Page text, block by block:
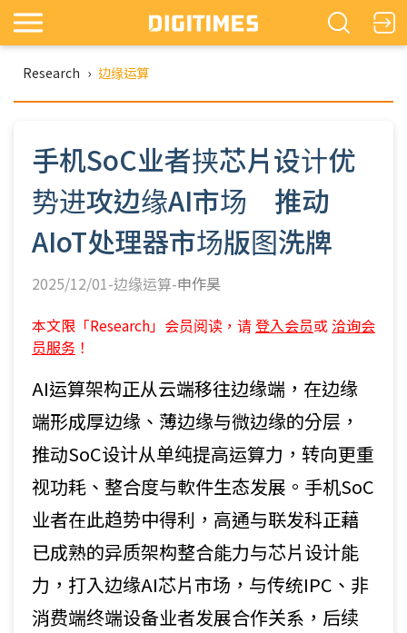
Research › 边缘运算
手机SoC业者挟芯片设计优
势进攻边缘AI市场 推动
AIoT处理器市场版图洗牌
2025/12/01-边缘运算-申作昊
本文限「Research」会员阅读，请登入会员或 洽询会
员服务 ！
AI运算架构正从云端移往边缘端，在边缘
端形成厚边缘、薄边缘与微边缘的分层，
推动SoC设计从单纯提高运算力，转向更重
视功耗、整合度与軟件生态发展。手机SoC
业者在此趋势中得利，高通与联发科正藉
已成熟的异质架构整合能力与芯片设计能
力，打入边缘AI芯片市场，与传统IPC、非
消费端终端设备业者发展合作关系，后续